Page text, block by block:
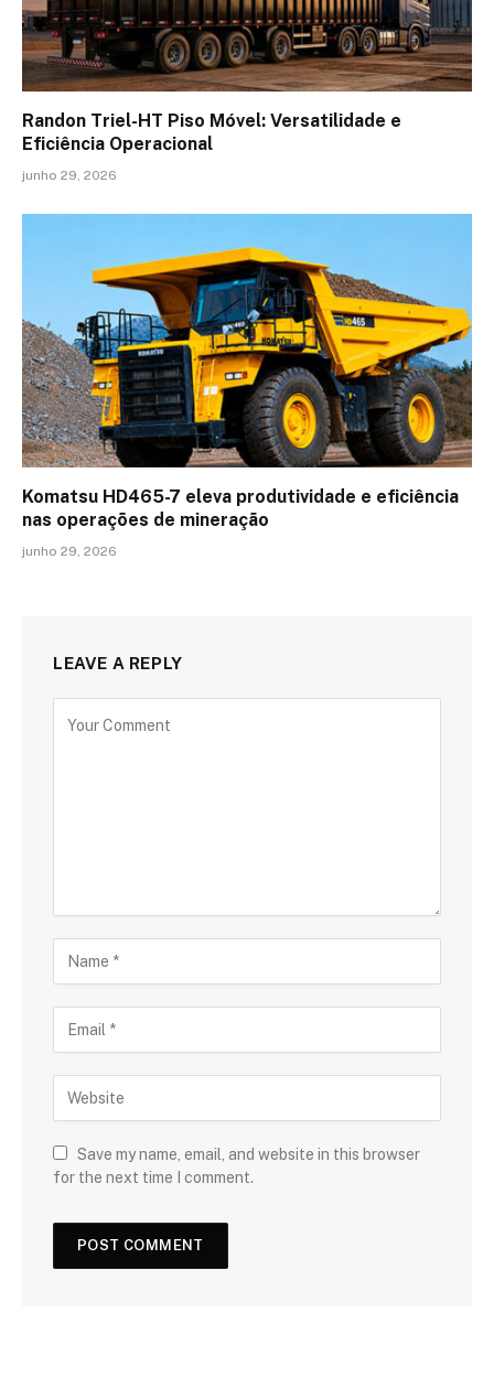
Randon Triel-HT Piso Móvel: Versatilidade e
Eficiência Operacional
junho 29, 2026
Komatsu HD465-7 eleva produtividade e eficiência
nas operações de mineração
junho 29, 2026
LEAVE A REPLY
Save my name, email, and website in this browser
for the next time I comment.